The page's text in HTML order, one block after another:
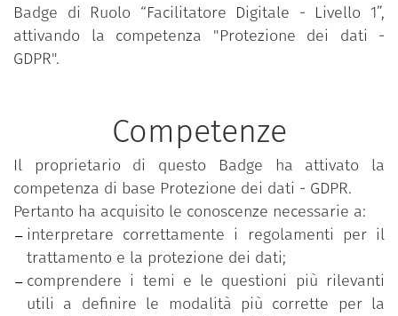
Badge di Ruolo “Facilitatore Digitale - Livello 1”,
attivando la competenza "Protezione dei dati -
GDPR".
Competenze
Il proprietario di questo Badge ha attivato la
competenza di base Protezione dei dati - GDPR.
Pertanto ha acquisito le conoscenze necessarie a:
interpretare correttamente i regolamenti per il
trattamento e la protezione dei dati;
comprendere i temi e le questioni più rilevanti
utili a definire le modalità più corrette per la